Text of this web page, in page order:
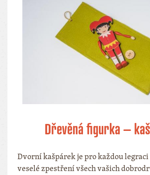
Dřevěná figurka –
Dvorní kašpárek je pro každou
veselé zpestření všech vašich